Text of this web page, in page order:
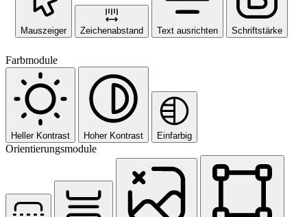
Mauszeiger Zeichenabstand Text ausrichten Schriftstärke
Farbmodule
Heller Kontrast Hoher Kontrast Einfarbig
Orientierungsmodule